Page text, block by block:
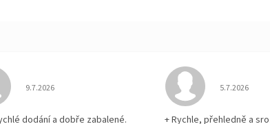
Hodnocení obchodu je 5 z 5 hvězdiček.
9.7.2026
dodání a dobře zabalené.
Hodnocení
5.7.2026
+ Rychle, přehledně a